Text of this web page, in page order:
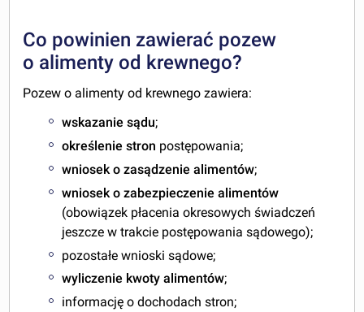
Co powinien zawierać pozew
o alimenty od krewnego?
Pozew o alimenty od krewnego zawiera:
wskazanie sądu;
określenie stron postępowania;
wniosek o zasądzenie alimentów;
wniosek o zabezpieczenie alimentów
(obowiązek płacenia okresowych świadczeń
jeszcze w trakcie postępowania sądowego);
pozostałe wnioski sądowe;
wyliczenie kwoty alimentów;
informację o dochodach stron;